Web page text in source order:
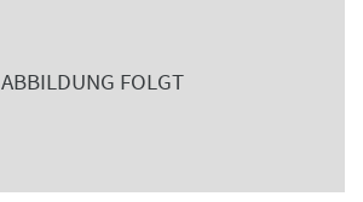
ABBILDUNG FOLGT